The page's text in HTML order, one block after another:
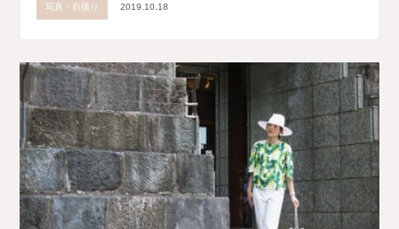
写真・自撮り 2019.10.18